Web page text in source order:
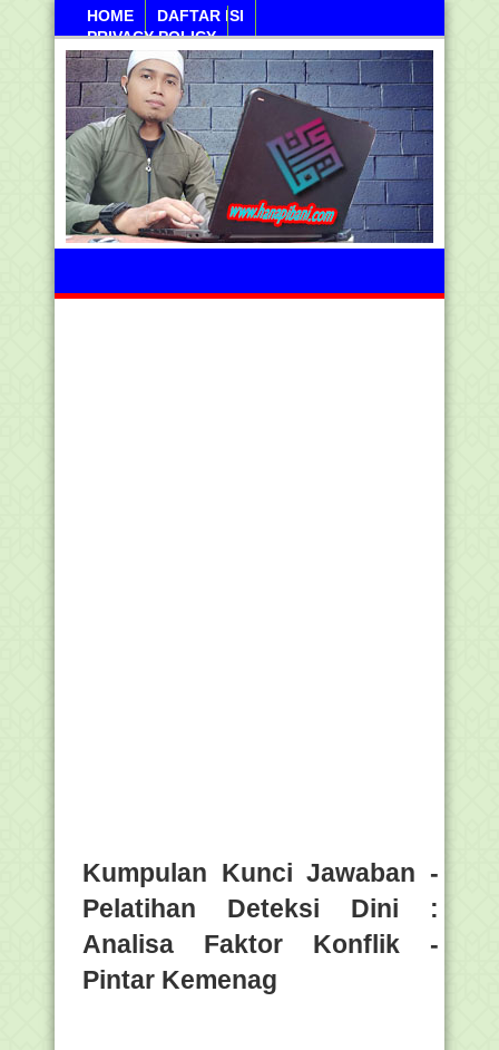
HOME
DAFTAR ISI
PRIVACY POLICY
Sabtu, 08 Agustus 2026
Kumpulan Kunci Jawaban -
Pelatihan Deteksi Dini :
Analisa Faktor Konflik -
Pintar Kemenag